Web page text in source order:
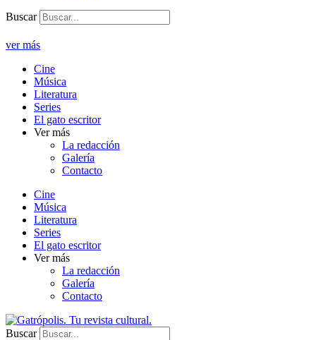
Buscar
ver más
Cine
Música
Literatura
Series
El gato escritor
Ver más
La redacción
Galería
Contacto
Cine
Música
Literatura
Series
El gato escritor
Ver más
La redacción
Galería
Contacto
Buscar